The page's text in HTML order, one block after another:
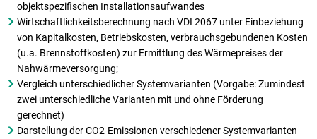
objektspezifischen Installationsaufwandes
Wirtschaftlichkeitsberechnung nach VDI 2067 unter Einbeziehung
von Kapitalkosten, Betriebskosten, verbrauchsgebundenen Kosten
(u.a. Brennstoffkosten) zur Ermittlung des Wärmepreises der
Nahwärmeversorgung;
Vergleich unterschiedlicher Systemvarianten (Vorgabe: Zumindest
zwei unterschiedliche Varianten mit und ohne Förderung
gerechnet)
Darstellung der CO2-Emissionen verschiedener Systemvarianten